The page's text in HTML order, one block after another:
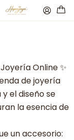
Online ✨
de joyería
el diseño se
la esencia de
un accesorio: